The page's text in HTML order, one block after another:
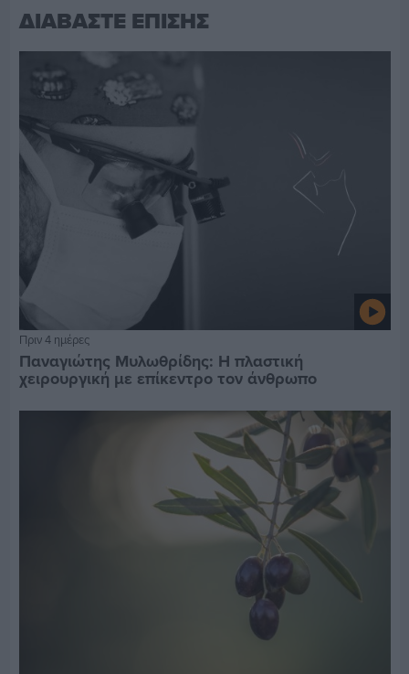
ΔΙΑΒΑΣΤΕ ΕΠΙΣΗΣ
Πριν 4 ημέρες
Παναγιώτης Μυλωθρίδης: Η πλαστική
χειρουργική με επίκεντρο τον άνθρωπο